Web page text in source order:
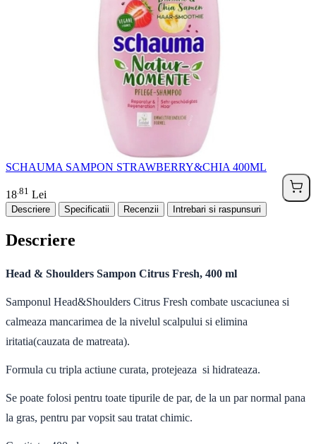
SCHAUMA SAMPON STRAWBERRY&CHIA 400ML
18 81 Lei
Descriere Specificatii Recenzii Intrebari si raspunsuri
Descriere
Head & Shoulders Sampon Citrus Fresh, 400 ml
Samponul Head&Shoulders Citrus Fresh combate uscaciunea si
calmeaza mancarimea de la nivelul scalpului si elimina
iritatia(cauzata de matreata).
Formula cu tripla actiune curata, protejeaza si hidrateaza.
Se poate folosi pentru toate tipurile de par, de la un par normal pana
la gras, pentru par vopsit sau tratat chimic.